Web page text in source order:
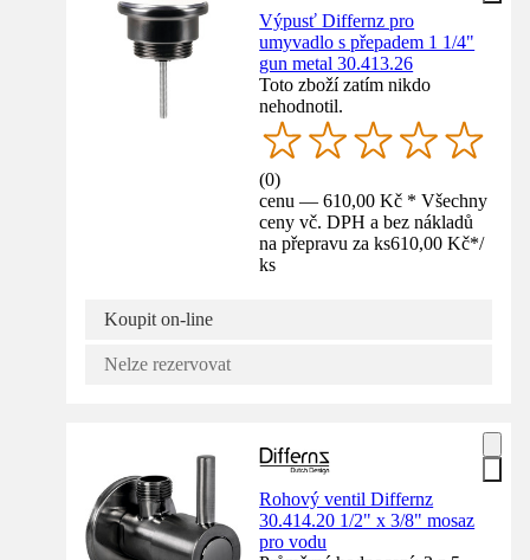
Výpusť Differnz pro
umyvadlo s přepadem 1 1/4"
gun metal 30.413.26
Toto zboží zatím nikdo
nehodnotil.
(0)
cenu — 610,00 Kč * Všechny
ceny vč. DPH a bez nákladů
na přepravu za ks610,00 Kč*/
ks
Koupit on-line
Nelze rezervovat
Rohový ventil Differnz
30.414.20 1/2" x 3/8" mosaz
pro vodu